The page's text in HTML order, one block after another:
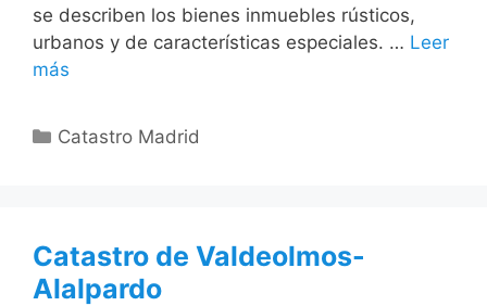
se describen los bienes inmuebles rústicos,
urbanos y de características especiales. … Leer
más
Categorías
Catastro Madrid
Catastro de Valdeolmos-
Alalpardo